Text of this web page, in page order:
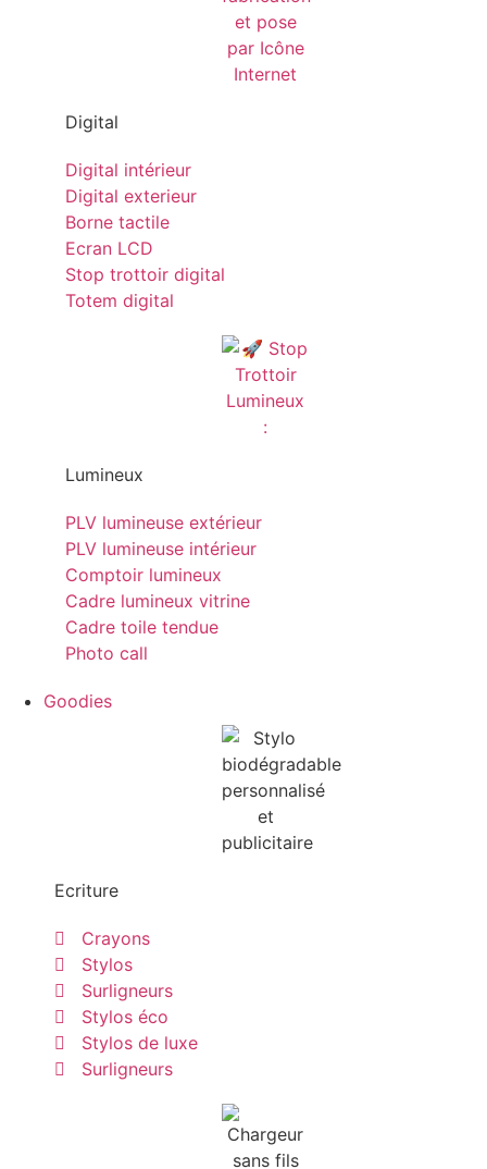
Digital
Digital intérieur
Digital exterieur
Borne tactile
Ecran LCD
Stop trottoir digital
Totem digital
Lumineux
PLV lumineuse extérieur
PLV lumineuse intérieur
Comptoir lumineux
Cadre lumineux vitrine
Cadre toile tendue
Photo call
Goodies
Ecriture
Crayons
Stylos
Surligneurs
Stylos éco
Stylos de luxe
Surligneurs